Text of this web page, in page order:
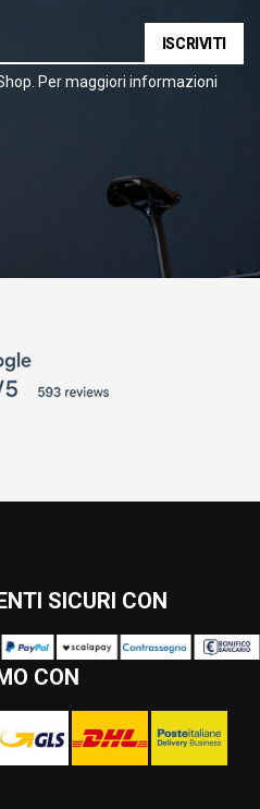
ISCRIVITI
Per maggiori informazioni
SICURI CON
CON